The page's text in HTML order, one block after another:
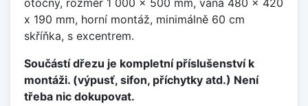
x 190 mm, horní montáž, minimálně 60 cm
skříňka, s excentrem.
Součástí dřezu je kompletní příslušenství k
montáži. (výpusť, sifon, příchytky atd.) Není
třeba nic dokupovat.